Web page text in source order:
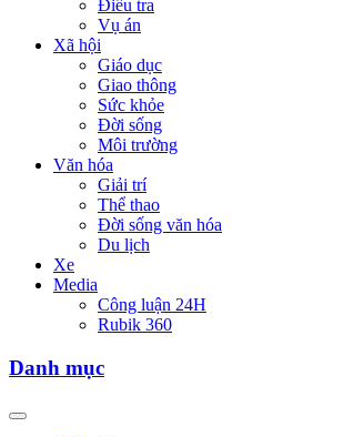
Điều tra
Vụ án
Xã hội
Giáo dục
Giao thông
Sức khỏe
Đời sống
Môi trường
Văn hóa
Giải trí
Thể thao
Đời sống văn hóa
Du lịch
Xe
Media
Công luận 24H
Rubik 360
Danh mục